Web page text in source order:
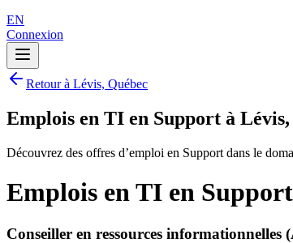
EN
Connexion
Retour à Lévis, Québec
Emplois en TI en Support à Lévis,
Découvrez des offres d’emploi en Support dans le
Emplois en TI en
Conseiller en ressources informationnelles